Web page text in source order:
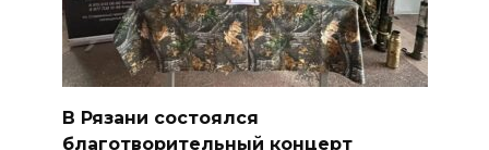
В Рязани состоялся
благотворительный концерт